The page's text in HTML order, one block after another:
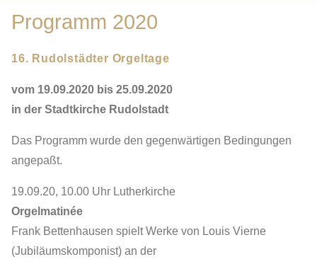
Programm 2020
16. Rudolstädter Orgeltage
vom 19.09.2020 bis 25.09.2020
in der Stadtkirche Rudolstadt
Das Programm wurde den gegenwärtigen Bedingungen
angepaßt.
19.09.20, 10.00 Uhr Lutherkirche
Orgelmatinée
Frank Bettenhausen spielt Werke von Louis Vierne
(Jubiläumskomponist) an der